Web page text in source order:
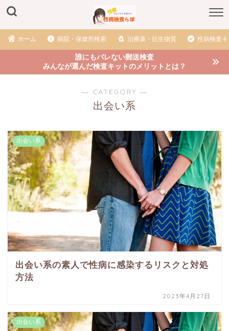
ホーム 病院・保健所検索 治療薬・抗生物質 性病検査
誰にもバレない郵送検査
みんなが選んだ検査キットのメリットとは？
― CATEGORY ―
出会い系
出会い系
出会い系の素人で性病に感染するリスクと対処
方法
2023年4月27日
出会い系